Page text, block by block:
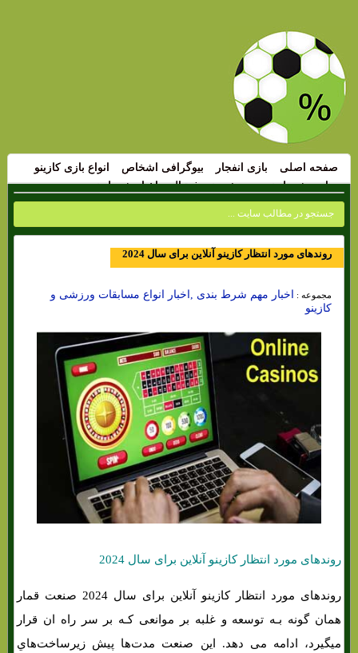
صفحه اصلی بازی انفجار بیوگرافی اشخاص
انواع بازی کازینو
سایت شرط بندی
پیش بینی فوتبال اخبار شرط بندی
روندهای مورد انتظار کازینو آنلاین برای سال 2024
مجموعه :
اخبار مهم شرط بندی ,اخبار انواع مسابقات ورزشی و
کازینو
روندهای مورد انتظار کازینو آنلاین برای سال 2024
روندهای مورد انتظار کازینو آنلاین برای سال 2024 صنعت قمار
همان‌ گونه بـه توسعه و غلبه بر موانعی کـه بر سر راه ان قرار
میگیرد، ادامه می دهد. این صنعت مدت‌ها پیش زیرساخت‌هاي‌